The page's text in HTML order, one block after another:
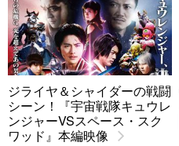
ジライヤ＆シャイダーの戦闘
シーン！『宇宙戦隊キュウレ
ンジャーVSスペース・スク
ワッド』本編映像